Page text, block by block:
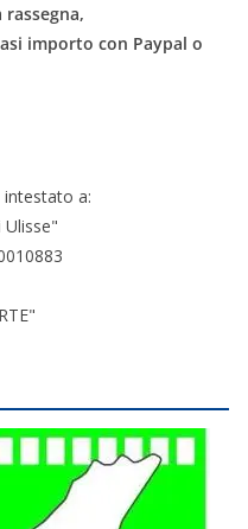
importo con Paypal o
intestato a: